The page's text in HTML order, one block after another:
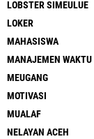
LOBSTER SIMEULUE
LOKER
MAHASISWA
MANAJEMEN WAKTU
MEUGANG
MOTIVASI
MUALAF
NELAYAN ACEH